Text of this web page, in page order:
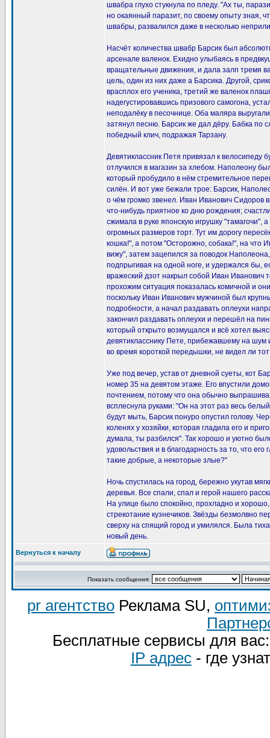
швабра глухо стукнула по пледу. "Ах ты,
но окаянный паразит, по своему опыту зная,
швабры, развалился даже в несколько
Насчёт количества швабр Барсик был
арсенале валенок. Ехидно улыбаясь в
вращательные движения, и дала залп тремя
цель, один из них даже а Барсика. Другой,
врасплох его ученика, третий же валенок
надегустировавшись призового самогона,
неподалёку в песочнице. Оба маляра
затянул песню. Барсик же дал дёру. Бабка по
победный клич, подражая Тарзану.
Девятиклассник Петя привязал к велосипеду
отлучился в магазин за хлебом. Наполеону
который пробудило в нём стремительное
силён. И вот уже бежали трое: Барсик,
о чём громко звенел. Иван Иванович Сидоров
что-нибудь приятное ко дню рождения;
сжимала в руке японскую игрушку "тамагочи",
огромных размеров торт. Тут им дорогу
кошка!", а потом "Осторожно, собака!", на что
вижу", затем зацепился за поводок
подпрыгивая на одной ноге, и удержался бы,
вражеский дзот накрыл собой Иван Иванович
прохожим ситуация показалась комичной и
поскольку Иван Иванович мужчиной был
подробности, а начал раздавать оплеухи
закончил раздавать оплеухи и перешёл на
который открыто возмущался и всё хотел
девятикласснику Пете, прибежавшему на
во время короткой передышки, не видел ли тот
Уже под вечер, устав от дневной суеты, кот
номер 35 на девятом этаже. Его впустили
почтением, потому что она обычно
всплеснула руками: "Он на этот раз весь
будут мыть, Барсик понуро опустил голову.
коленях у хозяйки, которая гладила его и
думала, ты разбился". Так хорошо и уютно
удовольствия и в благодарность за то, что
такие добрые, а некоторые злые?"
Ночь спустилась на город, бережно укутав
деревья. Все спали, спал и герой нашего
На улице было спокойно, прохладно и
стрекотание кузнечиков. Звёзды безмолвно
сверху на спящий город и умилялся. Была
новый день.
Вернуться к началу
Показать сообщения:
pr агентство Реклама SU,
Бесплатные сервисы для
IP адрес- где